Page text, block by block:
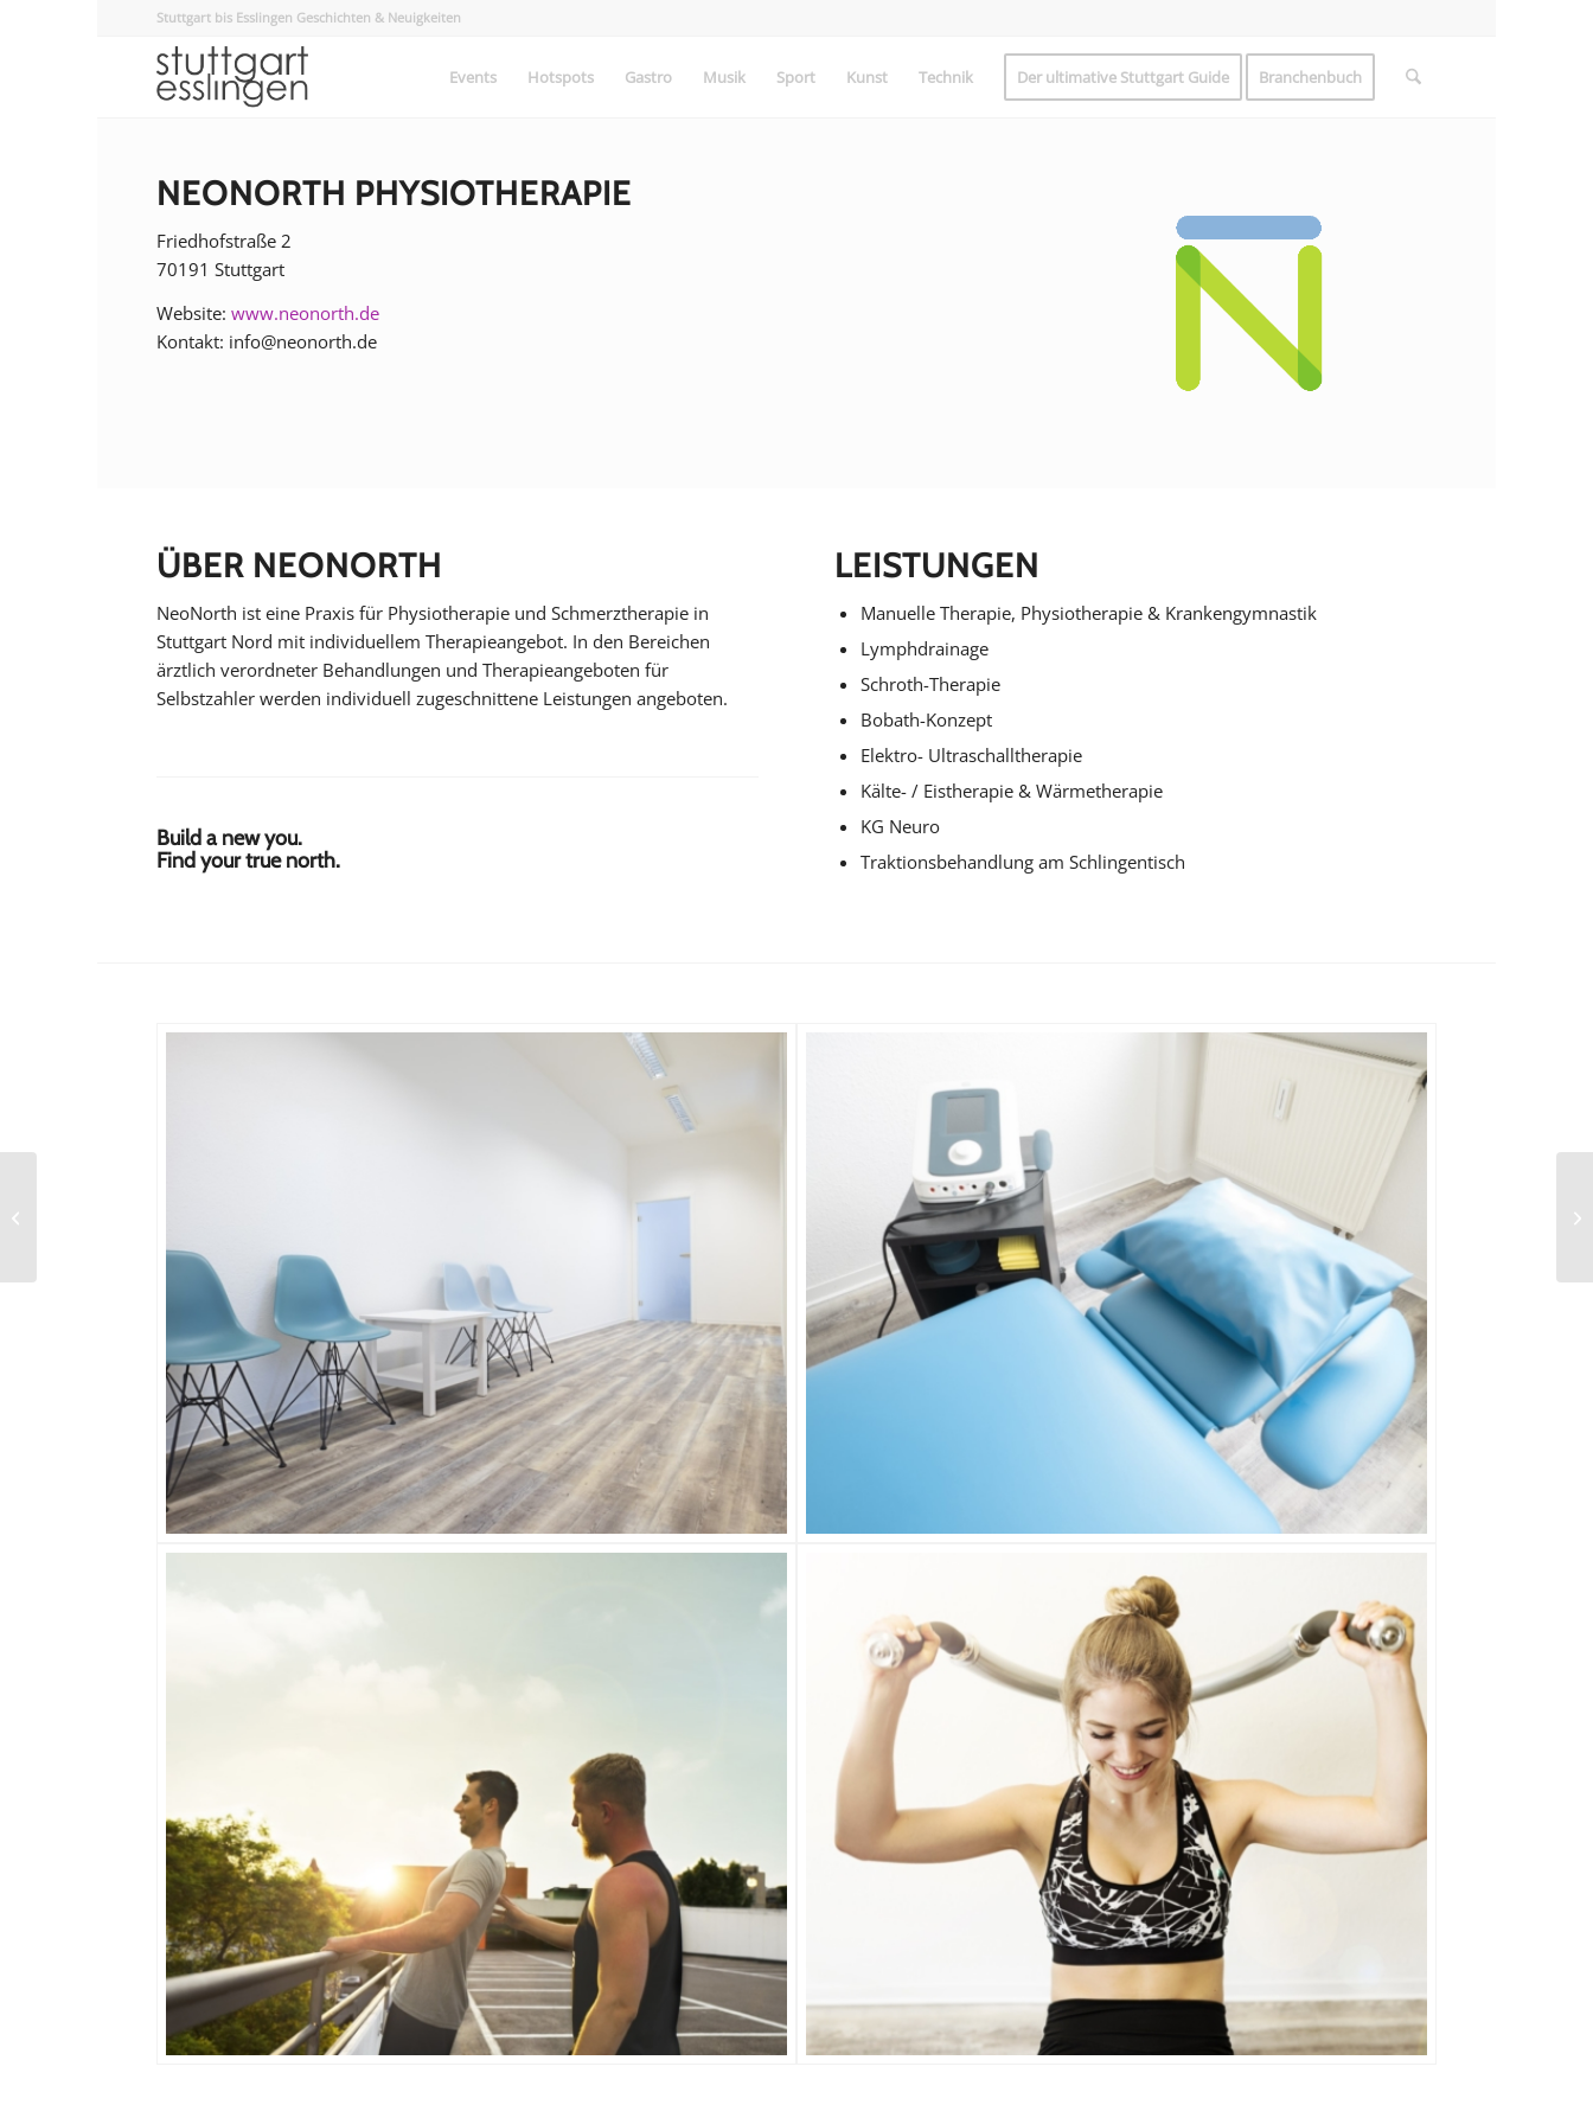
Stuttgart bis Esslingen Geschichten & Neuigkeiten
Events Hotspots Gastro Musik Sport Kunst Technik Der ultimative Stuttgart Guide Branchenbuch
NEONORTH PHYSIOTHERAPIE
Friedhofstraße 2
70191 Stuttgart
Website: www.neonorth.de
Kontakt: info@neonorth.de
ÜBER NEONORTH
NeoNorth ist eine Praxis für Physiotherapie und Schmerztherapie in
Stuttgart Nord mit individuellem Therapieangebot. In den Bereichen
ärztlich verordneter Behandlungen und Therapieangeboten für
Selbstzahler werden individuell zugeschnittene Leistungen angeboten.
Build a new you.
Find your true north.
LEISTUNGEN
Manuelle Therapie, Physiotherapie & Krankengymnastik
Lymphdrainage
Schroth-Therapie
Bobath-Konzept
Elektro- Ultraschalltherapie
Kälte- / Eistherapie & Wärmetherapie
KG Neuro
Traktionsbehandlung am Schlingentisch